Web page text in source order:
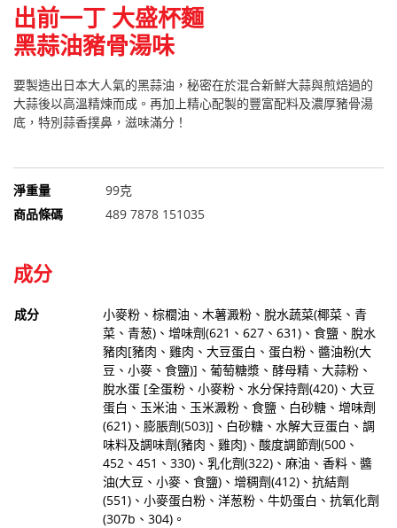
出前一丁 大盛杯麵
黑蒜油豬骨湯味
要製造出日本大人氣的黑蒜油，秘密在於混合新鮮大蒜與煎焙過的
大蒜後以高溫精煉而成。再加上精心配製的豐富配料及濃厚豬骨湯
底，特別蒜香撲鼻，滋味滿分！
淨重量
99克
商品條碼
489 7878 151035
成分
成分
小麥粉、棕櫚油、木薯澱粉、脫水蔬菜(椰菜、青
菜、青葱)、增味劑(621、627、631)、食鹽、脫水
豬肉[豬肉、雞肉、大豆蛋白、蛋白粉、醬油粉(大
豆、小麥、食鹽)]、葡萄糖漿、酵母精、大蒜粉、
脫水蛋 [全蛋粉、小麥粉、水分保持劑(420)、大豆
蛋白、玉米油、玉米澱粉、食鹽、白砂糖、增味劑
(621)、膨脹劑(503)]、白砂糖、水解大豆蛋白、調
味料及調味劑(豬肉、雞肉)、酸度調節劑(500、
452、451、330)、乳化劑(322)、麻油、香料、醬
油(大豆、小麥、食鹽)、增稠劑(412)、抗結劑
(551)、小麥蛋白粉、洋葱粉、牛奶蛋白、抗氧化劑
(307b、304)。